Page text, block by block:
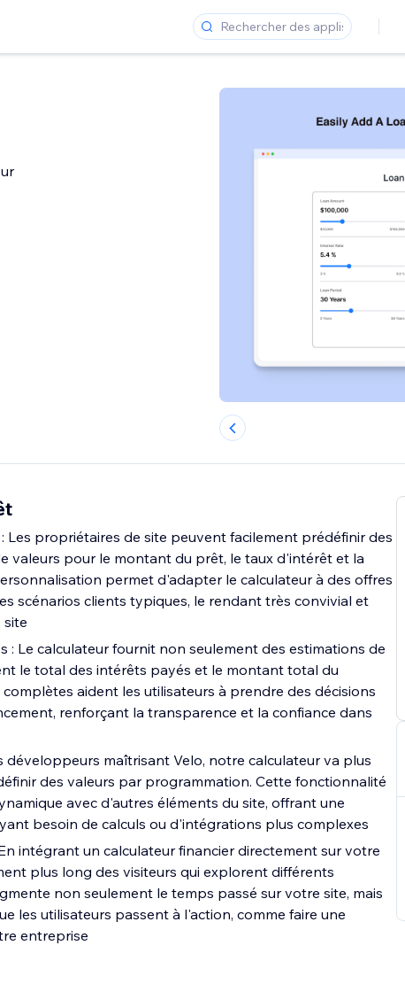
propriétaires de site peuvent facilement prédéfinir des
valeurs pour le montant du prêt, le taux d'intérêt et la
permet d'adapter le calculateur à des offres
scénarios clients typiques, le rendant très convivial et
: Le calculateur fournit non seulement des estimations de
le total des intérêts payés et le montant total du
aident les utilisateurs à prendre des décisions
renforçant la transparence et la confiance dans
développeurs maîtrisant Velo, notre calculateur va plus
des valeurs par programmation. Cette fonctionnalité
avec d'autres éléments du site, offrant une
besoin de calculs ou d'intégrations plus complexes
intégrant un calculateur financier directement sur votre
plus long des visiteurs qui explorent différents
non seulement le temps passé sur votre site, mais
les utilisateurs passent à l'action, comme faire une
entreprise